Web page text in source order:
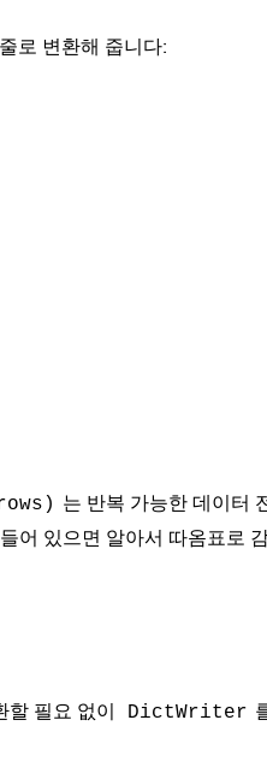
로 변환해 줍니다:
는 반복 가능한 데이터
어 있으면 알아서 따옴표로
필요 없이 DictWriter